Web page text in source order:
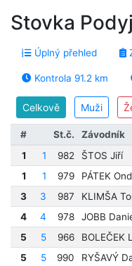
Stovka
Úplný přehled
Kontrola 91.2 km
Celkově Muži
# St.č. Závodník
1
1 982 ŠTOS Jiří
1
1 979 PÁTEK
3
3 987 KLIMŠA
4
4 978 JOBB
5
5 966 BOLEČEK
5
5 990 RYŠAVÝ